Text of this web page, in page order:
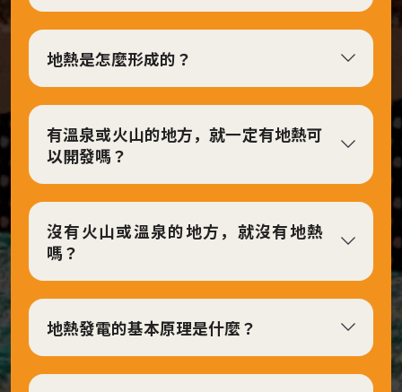
視
覺
計：
視
現
板
地
噴
發
地熱是怎麼形成的？
有溫泉或火山的地方，就一定有地熱可
以開發嗎？
沒有火山或溫泉的地方，就沒有地熱
嗎？
地熱發電的基本原理是什麼？